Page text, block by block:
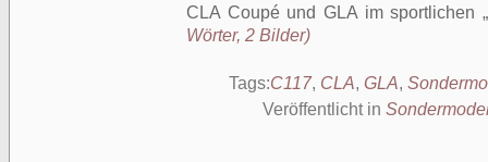
CLA Coupé und GLA im sportlichen
Wörter, 2 Bilder)
Tags:C117, CLA, GLA,
Veröffentlicht in